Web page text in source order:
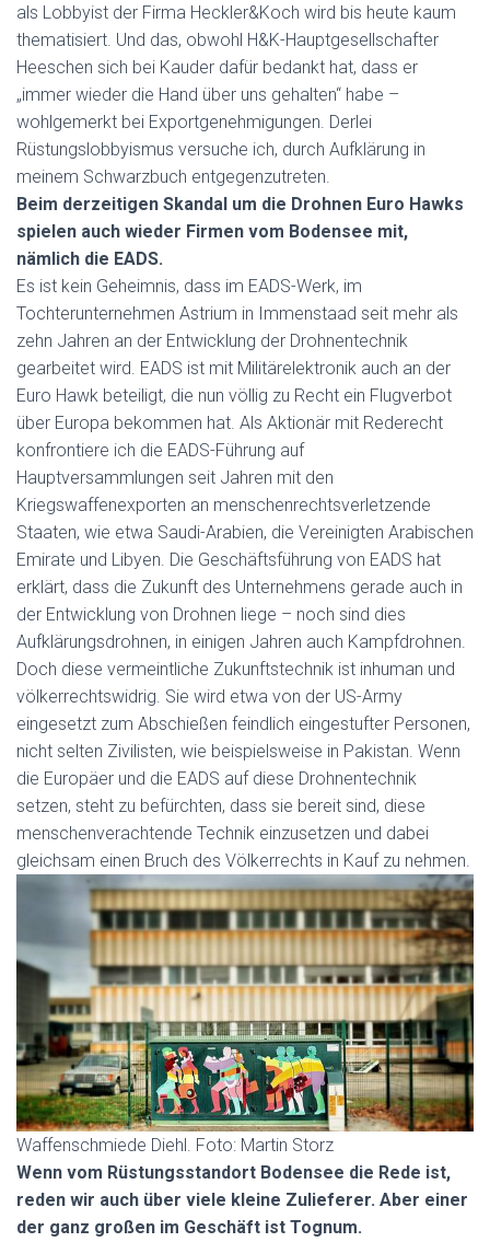
als Lobbyist der Firma Heckler&Koch wird bis heute kaum
thematisiert. Und das, obwohl H&K-Hauptgesellschafter
Heeschen sich bei Kauder dafür bedankt hat, dass er
„immer wieder die Hand über uns gehalten“ habe –
wohlgemerkt bei Exportgenehmigungen. Derlei
Rüstungslobbyismus versuche ich, durch Aufklärung in
meinem Schwarzbuch entgegenzutreten.
Beim derzeitigen Skandal um die Drohnen Euro Hawks
spielen auch wieder Firmen vom Bodensee mit,
nämlich die EADS.
Es ist kein Geheimnis, dass im EADS-Werk, im
Tochterunternehmen Astrium in Immenstaad seit mehr als
zehn Jahren an der Entwicklung der Drohnentechnik
gearbeitet wird. EADS ist mit Militärelektronik auch an der
Euro Hawk beteiligt, die nun völlig zu Recht ein Flugverbot
über Europa bekommen hat. Als Aktionär mit Rederecht
konfrontiere ich die EADS-Führung auf
Hauptversammlungen seit Jahren mit den
Kriegswaffenexporten an menschenrechtsverletzende
Staaten, wie etwa Saudi-Arabien, die Vereinigten Arabischen
Emirate und Libyen. Die Geschäftsführung von EADS hat
erklärt, dass die Zukunft des Unternehmens gerade auch in
der Entwicklung von Drohnen liege – noch sind dies
Aufklärungsdrohnen, in einigen Jahren auch Kampfdrohnen.
Doch diese vermeintliche Zukunftstechnik ist inhuman und
völkerrechtswidrig. Sie wird etwa von der US-Army
eingesetzt zum Abschießen feindlich eingestufter Personen,
nicht selten Zivilisten, wie beispielsweise in Pakistan. Wenn
die Europäer und die EADS auf diese Drohnentechnik
setzen, steht zu befürchten, dass sie bereit sind, diese
menschenverachtende Technik einzusetzen und dabei
gleichsam einen Bruch des Völkerrechts in Kauf zu nehmen.
Waffenschmiede Diehl. Foto: Martin Storz
Wenn vom Rüstungsstandort Bodensee die Rede ist,
reden wir auch über viele kleine Zulieferer. Aber einer
der ganz großen im Geschäft ist Tognum.